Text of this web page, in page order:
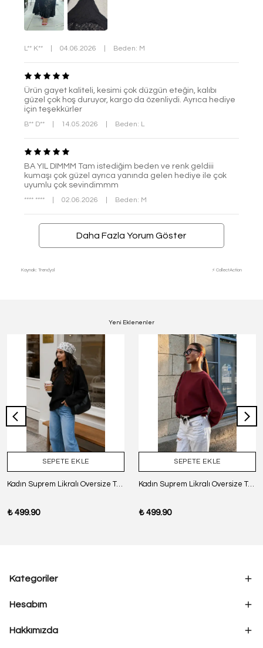
L** K** 04.06.2026 Beden: M
Ürün gayet kaliteli, kesimi çok düzgün eteğin, kalıbı
güzel çok hoş duruyor, kargo da özenliydi. Ayrıca hediye
için teşekkürler
B** D** 14.05.2026 Beden: L
BA YIL DIMMM Tam istediğim beden ve renk geldiii
kumaşı çok güzel ayrıca yanında gelen hediye ile çok
uyumlu çok sevindimmm
**** **** 02.06.2026 Beden: M
Daha Fazla Yorum Göster
Kaynak: Trendyol ⚡ CollectAction
Yeni Eklenenler
SEPETE EKLE
Kadın Suprem Likralı Oversize T-Shirt - SİYAH
₺ 499.90
SEPETE EKLE
Kadın Suprem Likralı Oversize T-Shirt - BORDO
₺ 499.90
Kategoriler
Hesabım
Hakkımızda